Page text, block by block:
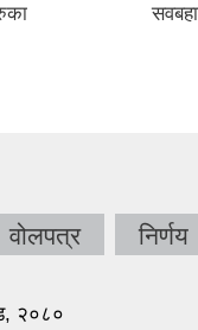
वोलपत्र निर्णय
२०८०